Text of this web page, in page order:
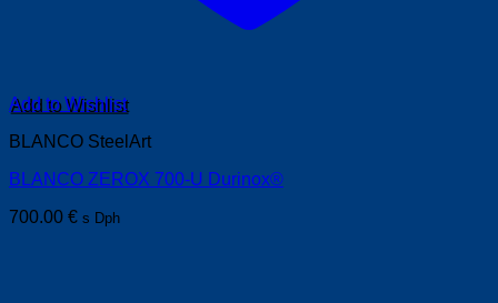
Add to Wishlist
BLANCO SteelArt
BLANCO ZEROX 700-U Durinox®
700.00 € s Dph